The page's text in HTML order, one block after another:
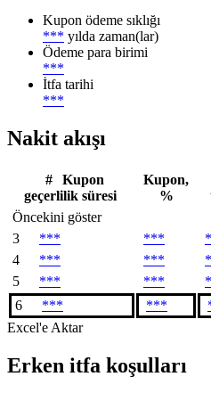
Kupon ödeme sıklığı
*** yılda zaman(lar)
Ödeme para birimi
***
İtfa tarihi
***
Nakit akışı
#
Kupon
geçerlilik süresi
Kupon,
%
Öncekini göster
3
*** ***
4
*** ***
5
*** ***
6
*** ***
Excel'e Aktar
Erken itfa koşulları